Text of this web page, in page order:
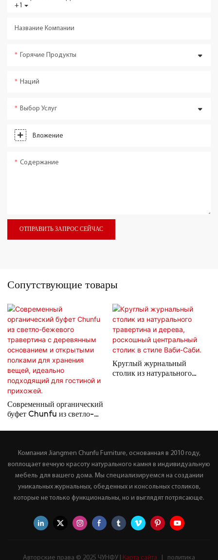
+1
Название Компании
Горячие Продукты
Наций
Выбор Услуг
Вложение
Содержание
ОТПРАВИТЬ ЗАПРОС СЕЙЧАС
Сопутствующие товары
Современный органический
буфет Chunfu из светло-
хранения вещей, идеально
подходящий для гостиной и
прихожей.
Круглый журнальный
столик из натурального
Компания Jiangmen Chunfu Furniture, основанная в 2010 году,
воплощает вечную красоту натурального камня в индивидуальную
мебель для вашего дома. Мы специализируемся на создании
уникальных журнальных, обеденных и консольных столиков,
которые не только функциональны, но и выглядят потрясающе.
Авторские права © 2025 ЧУНФУ | Карта сайта политика